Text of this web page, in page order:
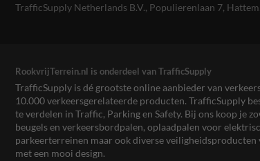
TrafficSupply Netherlands B.V., Populierenlaan 7,
RookvrijTerrein.nl is onderdeel van TrafficSupply
TrafficSupply is dé grootste online aanbieder van
10.000 verkeersgerelateerde producten. TrafficSupply
te verdelen in Traffic, Parking en Safety. Bij ons koop je
beugels en verkeersbordpalen, oplaadpalen voor
parkeerterreinen maar ook diverse
met een mooi design.